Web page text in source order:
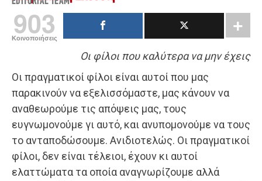
903
Κοινοποιήσεις
Οι φίλοι που καλύτερα να μην έχεις
Οι πραγματικοί φίλοι είναι αυτοί που μας
παρακινούν να εξελισσόμαστε, μας κάνουν να
αναθεωρούμε τις απόψεις μας, τους
ευγνωμονούμε γι αυτό, και ανυπομονούμε να τους
το ανταποδώσουμε. Ανιδιοτελώς. Οι πραγματικοί
φίλοι, δεν είναι τέλειοι, έχουν κι αυτοί
ελαττώματα τα οποία αναγνωρίζουμε αλλά